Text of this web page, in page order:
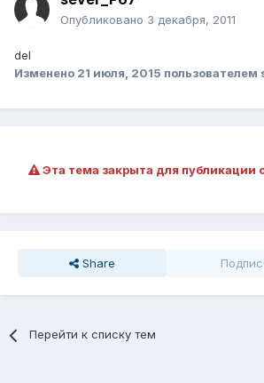
Опубликовано 3 декабря, 2011
del
Изменено 21 июля, 2015 пользователем
Эта тема закрыта для публикации
Share
Перейти к списку тем